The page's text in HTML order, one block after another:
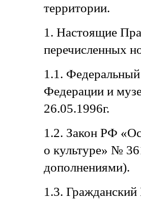
территории.
1. Настоящие
перечисленных
1.1.
Федерации и
26.05.1996г.
1.2. Закон РФ
о культуре» №
дополнениями).
1.3.